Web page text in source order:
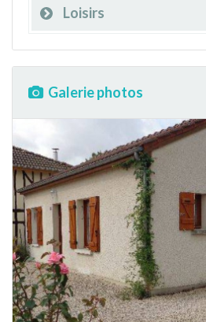
Loisirs
Galerie photos